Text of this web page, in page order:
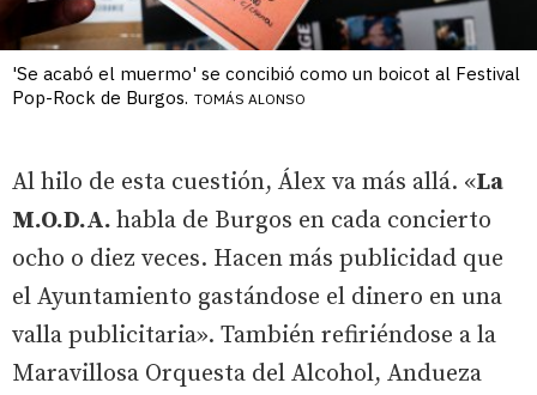
'Se acabó el muermo' se concibió como un boicot al Festival
Pop-Rock de Burgos. TOMÁS ALONSO
Al hilo de esta cuestión, Álex va más allá. «La
M.O.D.A. habla de Burgos en cada concierto
ocho o diez veces. Hacen más publicidad que
el Ayuntamiento gastándose el dinero en una
valla publicitaria». También refiriéndose a la
Maravillosa Orquesta del Alcohol, Andueza